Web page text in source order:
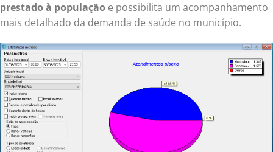
prestado à população e possibilita um acompanhamento
mais detalhado da demanda de saúde no município.